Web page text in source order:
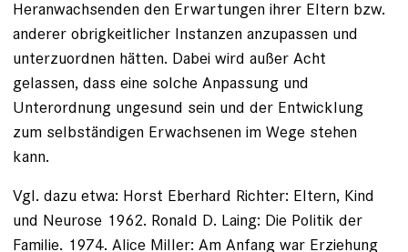
Heranwachsenden den Erwartungen ihrer Eltern bzw.
anderer obrigkeitlicher Instanzen anzupassen und
unterzuordnen hätten. Dabei wird außer Acht
gelassen, dass eine solche Anpassung und
Unterordnung ungesund sein und der Entwicklung
zum selbständigen Erwachsenen im Wege stehen
kann.
Vgl. dazu etwa: Horst Eberhard Richter: Eltern, Kind
und Neurose 1962. Ronald D. Laing: Die Politik der
Familie. 1974. Alice Miller: Am Anfang war Erziehung